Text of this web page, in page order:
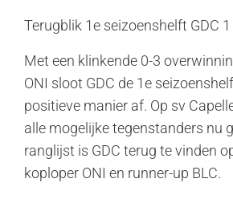
Terugblik 1e seizoenshelft GDC 1
Met een klinkende 0-3
ONI sloot GDC de 1e
positieve manier af. Op sv
alle mogelijke tegenstanders nu
ranglijst is GDC terug te vinden
koploper ONI en runner-up BLC.